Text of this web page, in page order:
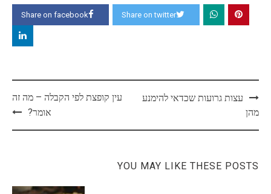
Share on facebook Share on twitter
Post
navigation
עצות גרועות שכדאי להימנע
מהן
עין קופצת לפי הקבלה – מה זה
אומר?
YOU MAY LIKE THESE POSTS